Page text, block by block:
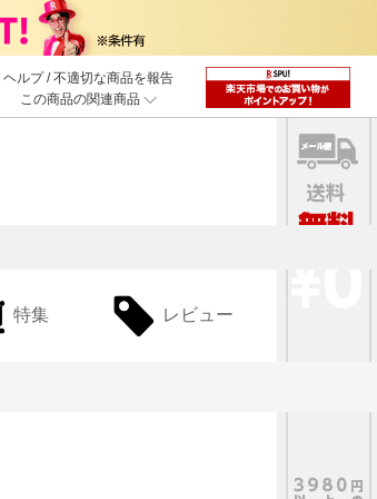
ヘルプ/不適切な商品を報告
この商品の関連商品